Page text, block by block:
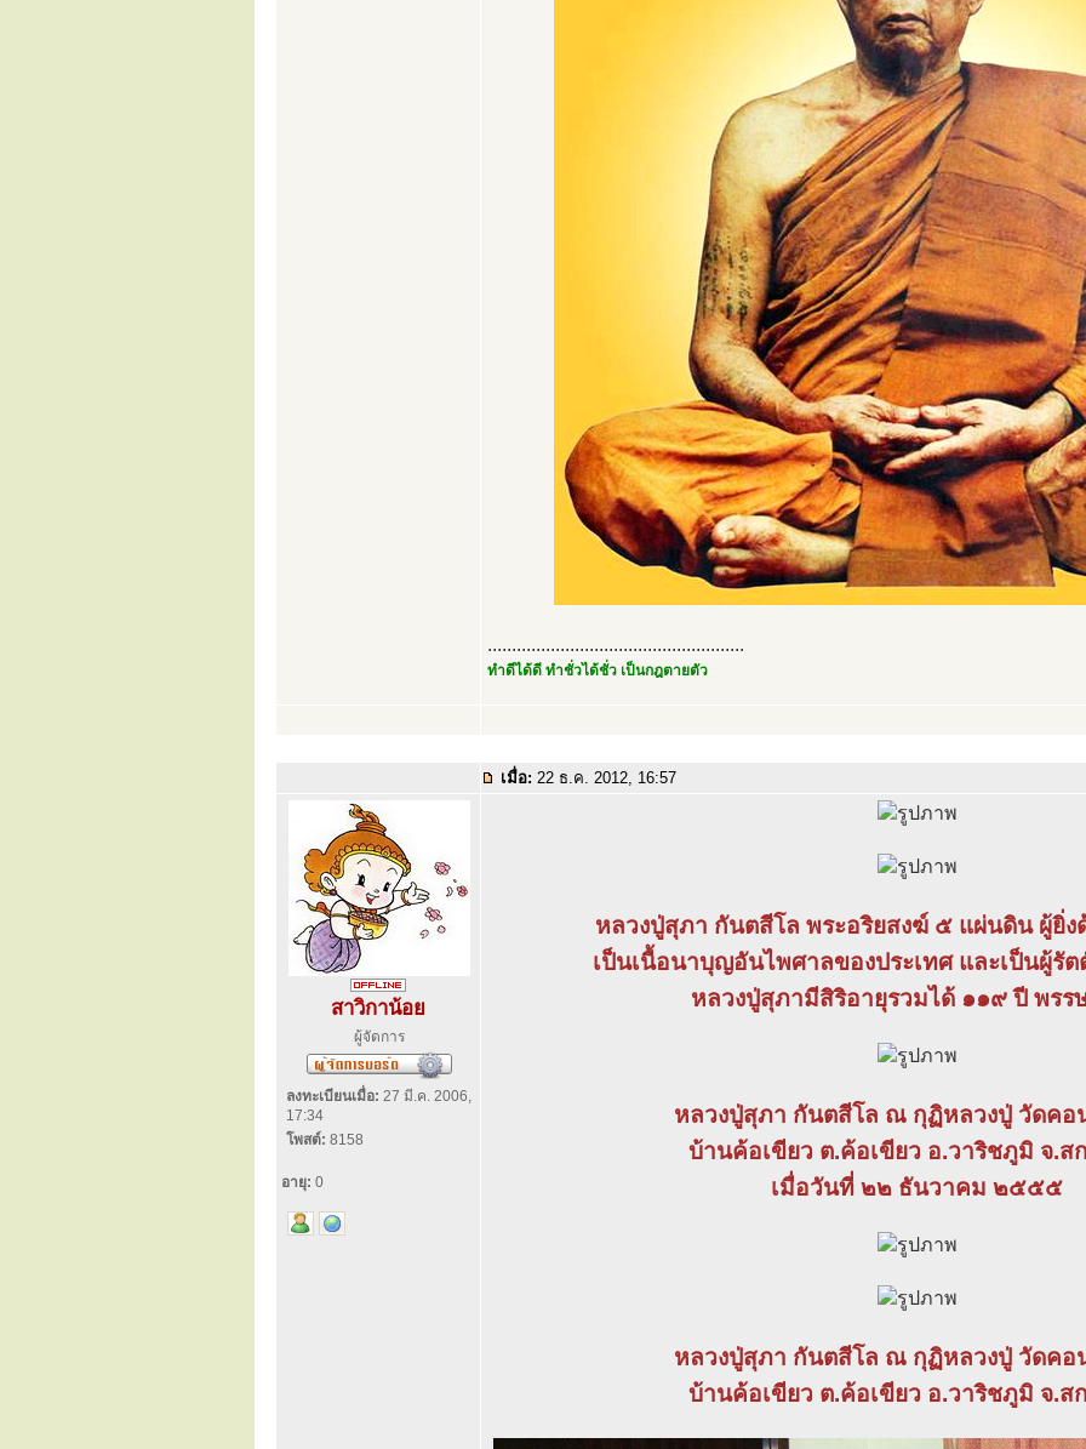
.....................................................
ทำดีได้ดี ทำชั่วได้ชั่ว เป็นกฎตายตัว
เมื่อ: 22 ธ.ค. 2012, 16:57
สาวิกาน้อย
ผู้จัดการ
ลงทะเบียนเมื่อ: 27 มี.ค. 2006,
17:34
โพสต์: 8158
อายุ: 0
หลวงปู่สุภา กันตสีโล พระอริยสงฆ์ ๕ แผ่นดิน ผู้ยิ่ง
เป็นเนื้อนาบุญอันไพศาลของประเทศ และเป็นผู้รั
หลวงปู่สุภามีสิริอายุรวมได้ ๑๑๙ ปี พรร
หลวงปู่สุภา กันตสีโล ณ กุฏิหลวงปู่ วัดคอ
บ้านค้อเขียว ต.ค้อเขียว อ.วาริชภูมิ จ.ส
เมื่อวันที่ ๒๒ ธันวาคม ๒๕๕๕
หลวงปู่สุภา กันตสีโล ณ กุฏิหลวงปู่ วัดคอ
บ้านค้อเขียว ต.ค้อเขียว อ.วาริชภูมิ จ.ส